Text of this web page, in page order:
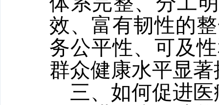
效、富有韧性的
务公平性、可及
群众健康水平显
三、如何促进